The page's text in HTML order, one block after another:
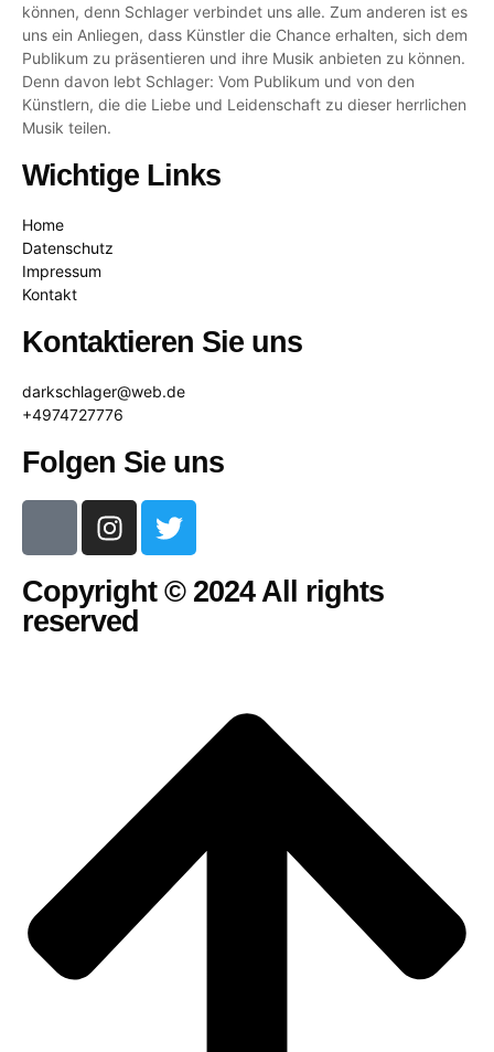
können, denn Schlager verbindet uns alle. Zum anderen ist es
uns ein Anliegen, dass Künstler die Chance erhalten, sich dem
Publikum zu präsentieren und ihre Musik anbieten zu können.
Denn davon lebt Schlager: Vom Publikum und von den
Künstlern, die die Liebe und Leidenschaft zu dieser herrlichen
Musik teilen.
Wichtige Links
Home
Datenschutz
Impressum
Kontakt
Kontaktieren Sie uns
darkschlager@web.de
+4974727776
Folgen Sie uns
Copyright © 2024 All rights
reserved